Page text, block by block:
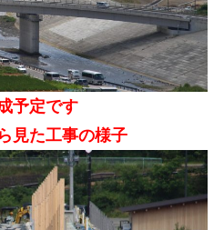
予定です
見た工事の様子